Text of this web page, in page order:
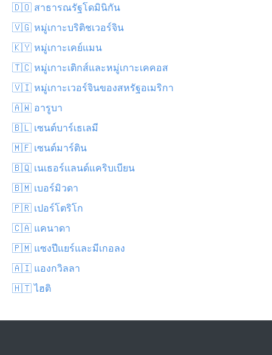
🇩🇴 สาธารณรัฐโดมินิกัน
🇻🇬 หมู่เกาะบริติชเวอร์จิน
🇰🇾 หมู่เกาะเคย์แมน
🇹🇨 หมู่เกาะเติกส์และหมู่เกาะเคคอส
🇻🇮 หมู่เกาะเวอร์จินของสหรัฐอเมริกา
🇦🇼 อารูบา
🇧🇱 เซนต์บาร์เธเลมี
🇲🇫 เซนต์มาร์ติน
🇧🇶 เนเธอร์แลนด์แคริบเบียน
🇧🇲 เบอร์มิวดา
🇵🇷 เปอร์โตริโก
🇨🇦 แคนาดา
🇵🇲 แซงปีแยร์และมีเกอลง
🇦🇮 แองกวิลลา
🇭🇹 ไฮติ